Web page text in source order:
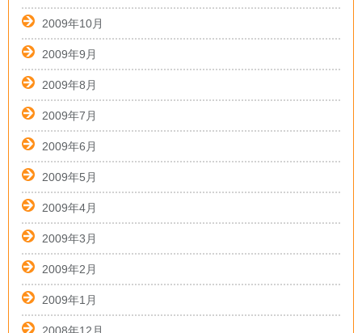
2009年10月
2009年9月
2009年8月
2009年7月
2009年6月
2009年5月
2009年4月
2009年3月
2009年2月
2009年1月
2008年12月